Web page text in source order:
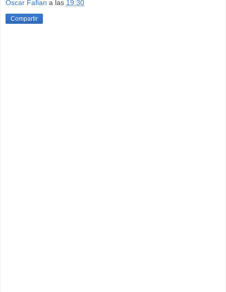
Oscar Fafian a las 19:30
Compartir